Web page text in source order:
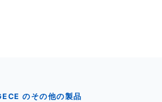
のその他の製品